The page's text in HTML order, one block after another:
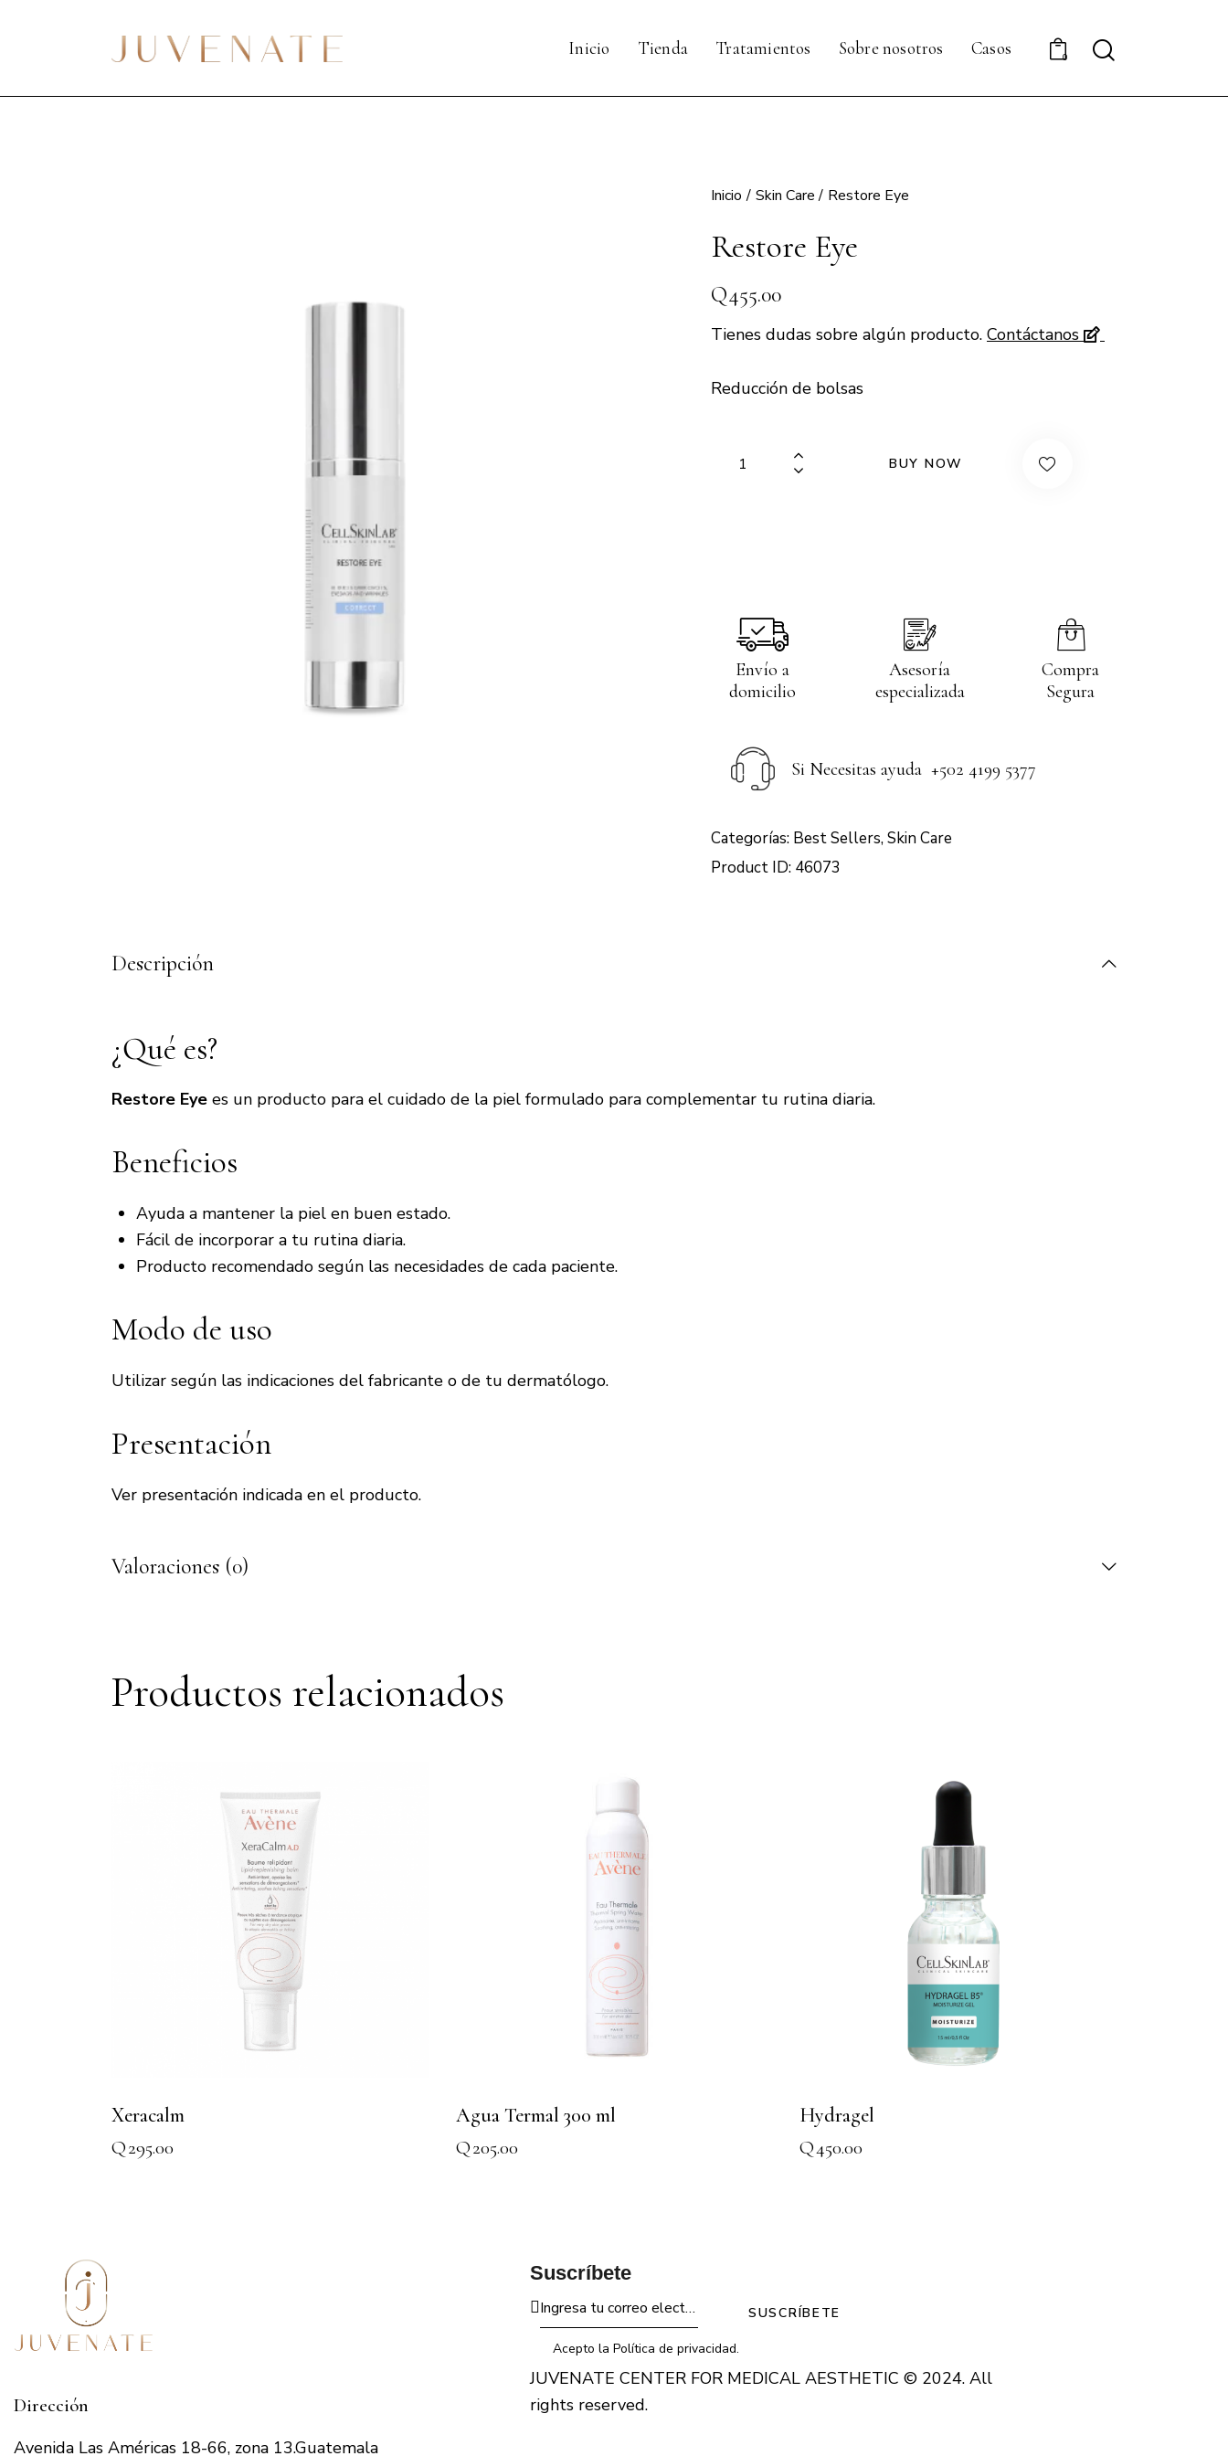
Inicio Tienda Tratamientos Sobre nosotros Casos 0
Inicio Skin Care Restore Eye
Restore Eye
Q455.00
Tienes dudas sobre algún producto. Contáctanos
Reducción de bolsas
BUY NOW
Envío a
domicilio
Asesoría
especializada
Compra
Segura
Si Necesitas ayuda +502 4199 5377
Categorías: Best Sellers,Skin Care
Product ID: 46073
Descripción
¿Qué es?
Restore Eye es un producto para el cuidado de la piel formulado para complementar tu rutina diaria.
Beneficios
Ayuda a mantener la piel en buen estado.
Fácil de incorporar a tu rutina diaria.
Producto recomendado según las necesidades de cada paciente.
Modo de uso
Utilizar según las indicaciones del fabricante o de tu dermatólogo.
Presentación
Ver presentación indicada en el producto.
Valoraciones (0)
Productos relacionados
Xeracalm
Q295.00
Agua Termal 300 ml
Q205.00
Hydragel
Q450.00
Dirección
Avenida Las Américas 18-66, zona 13.Guatemala
Suscríbete
SUSCRÍBETE
Acepto laPolítica de privacidad.
JUVENATE CENTER FOR MEDICAL AESTHETIC © 2024. All
rights reserved.